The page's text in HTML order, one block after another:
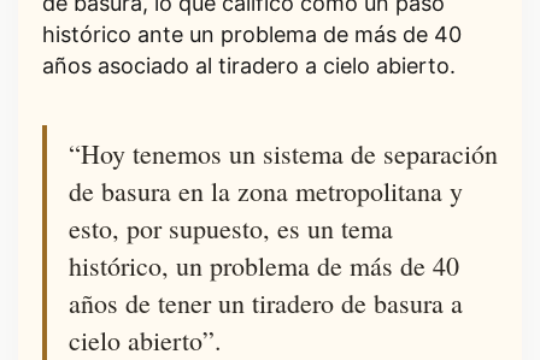
histórico ante un problema de más de 40
años asociado al tiradero a cielo abierto.
“Hoy tenemos un sistema de separación
de basura en la zona metropolitana y
esto, por supuesto, es un tema
histórico, un problema de más de 40
años de tener un tiradero de basura a
cielo abierto”.